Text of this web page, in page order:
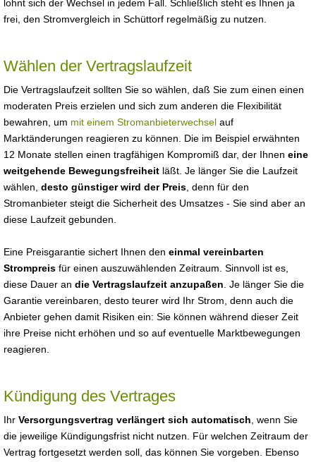
lohnt sich der Wechsel in jedem Fall. Schließlich steht es Ihnen ja
frei, den Stromvergleich in Schüttorf regelmäßig zu nutzen.
Wählen der Vertragslaufzeit
Die Vertragslaufzeit sollten Sie so wählen, daß Sie zum einen einen
moderaten Preis erzielen und sich zum anderen die Flexibilität
bewahren, um mit einem Stromanbieterwechsel auf
Marktänderungen reagieren zu können. Die im Beispiel erwähnten
12 Monate stellen einen tragfähigen Kompromiß dar, der Ihnen eine
weitgehende Bewegungsfreiheit läßt. Je länger Sie die Laufzeit
wählen, desto günstiger wird der Preis , denn für den
Stromanbieter steigt die Sicherheit des Umsatzes - Sie sind aber an
diese Laufzeit gebunden.
Eine Preisgarantie sichert Ihnen den einmal vereinbarten
Strompreis für einen auszuwählenden Zeitraum. Sinnvoll ist es,
diese Dauer an die Vertragslaufzeit anzupaßen . Je länger Sie die
Garantie vereinbaren, desto teurer wird Ihr Strom, denn auch die
Anbieter gehen damit Risiken ein: Sie können während dieser Zeit
ihre Preise nicht erhöhen und so auf eventuelle Marktbewegungen
reagieren.
Kündigung des Vertrages
Ihr Versorgungsvertrag verlängert sich automatisch , wenn Sie
die jeweilige Kündigungsfrist nicht nutzen. Für welchen Zeitraum der
Vertrag fortgesetzt werden soll, das können Sie vorgeben. Ebenso